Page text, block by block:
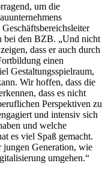
um die
bei den BZB. „Und nicht
dass er auch durch
einen
Gestaltungsspielraum,
Wir hoffen, dass die
dass es nicht
Perspektiven zu
und intensiv sich
und welche
es viel Spaß gemacht.
Generation, wie
umgehen.“